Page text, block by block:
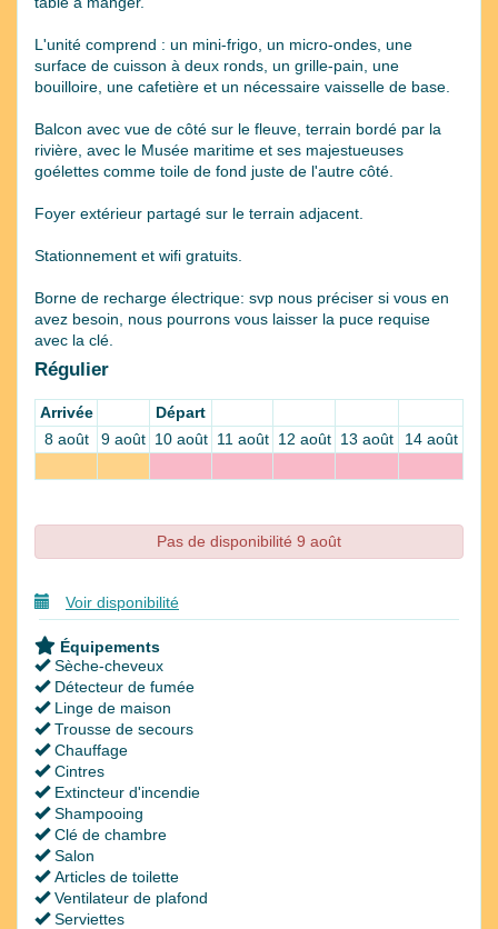
L'unité comprend : un mini-frigo, un micro-ondes, une
surface de cuisson à deux ronds, un grille-pain, une
bouilloire, une cafetière et un nécessaire vaisselle de base.
Balcon avec vue de côté sur le fleuve, terrain bordé par la
rivière, avec le Musée maritime et ses majestueuses
goélettes comme toile de fond juste de l'autre côté.
Foyer extérieur partagé sur le terrain adjacent.
Stationnement et wifi gratuits.
Borne de recharge électrique: svp nous préciser si vous en
avez besoin, nous pourrons vous laisser la puce requise
avec la clé.
Régulier
Arrivée
Départ
8 août
9 août 10 août 11 août 12 août 13 août 14 août
Pas de disponibilité 9 août
Voir disponibilité
Équipements
Sèche-cheveux
Détecteur de fumée
Linge de maison
Trousse de secours
Chauffage
Cintres
Extincteur d'incendie
Shampooing
Clé de chambre
Salon
Articles de toilette
Ventilateur de plafond
Serviettes